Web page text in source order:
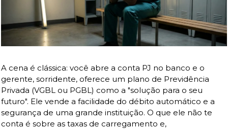
A cena é clássica: você abre a conta PJ no banco e o
gerente, sorridente, oferece um plano de Previdência
Privada (VGBL ou PGBL) como a "solução para o seu
futuro". Ele vende a facilidade do débito automático e a
segurança de uma grande instituição. O que ele não te
conta é sobre as taxas de carregamento e,